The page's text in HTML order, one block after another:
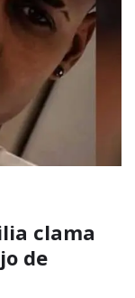
clama
de